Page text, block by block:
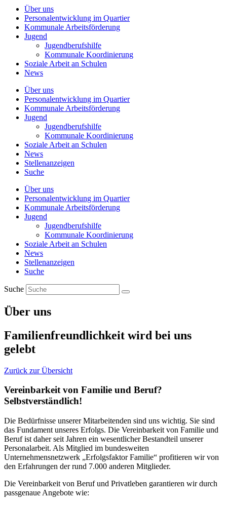
Über uns
Personalentwicklung im Quartier
Kommunale Arbeitsförderung
Jugend
Jugendberufshilfe
Kommunale Koordinierung
Soziale Arbeit an Schulen
News
Über uns
Personalentwicklung im Quartier
Kommunale Arbeitsförderung
Jugend
Jugendberufshilfe
Kommunale Koordinierung
Soziale Arbeit an Schulen
News
Stellenanzeigen
Suche
Über uns
Personalentwicklung im Quartier
Kommunale Arbeitsförderung
Jugend
Jugendberufshilfe
Kommunale Koordinierung
Soziale Arbeit an Schulen
News
Stellenanzeigen
Suche
Suche
Über uns
Familienfreundlichkeit wird bei uns
gelebt
Zurück zur Übersicht
Vereinbarkeit von Familie und Beruf?
Selbstverständlich!
Die Bedürfnisse unserer Mitarbeitenden sind uns wichtig. Sie sind
das Fundament unseres Erfolgs. Die Vereinbarkeit von Familie und
Beruf ist daher seit Jahren ein wesentlicher Bestandteil unserer
Personalarbeit. Als Mitglied im bundesweiten
Unternehmensnetzwerk „Erfolgsfaktor Familie“ profitieren wir von
den Erfahrungen der rund 7.000 anderen Mitglieder.
Die Vereinbarkeit von Beruf und Privatleben garantieren wir durch
passgenaue Angebote wie: